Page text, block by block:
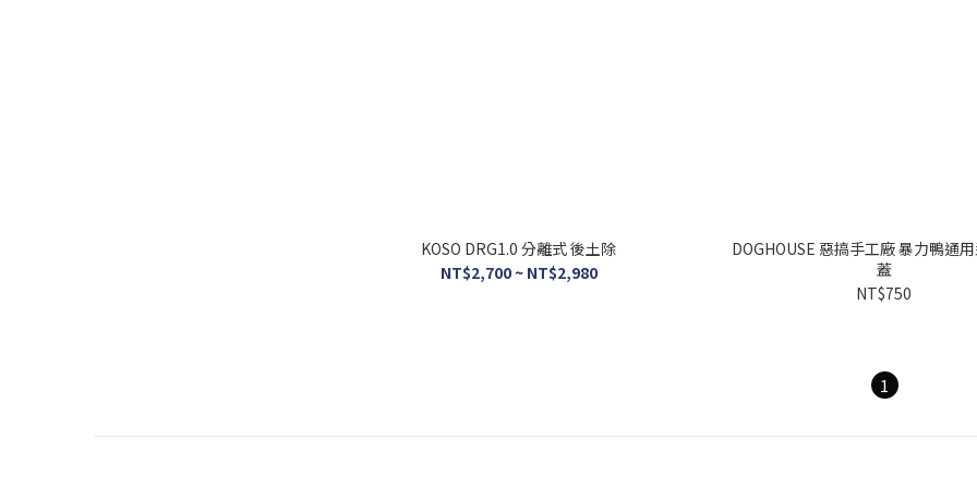
KOSO DRG1.0 分離式 後土除
NT$2,700 ~ NT$2,980
DOGHOUSE 惡搞手工廠 暴力鴨通
蓋
NT$750
1